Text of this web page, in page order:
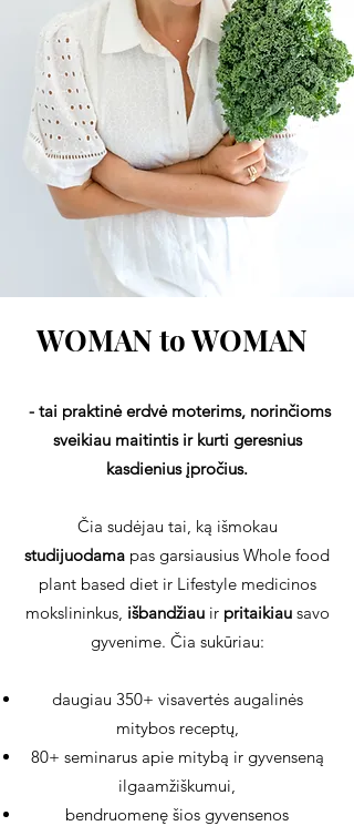
WOMAN to WOMAN
- tai praktinė erdvė moterims, norinčioms
sveikiau maitintis ir kurti geresnius
kasdienius įpročius.
Čia sudėjau tai, ką išmokau
studijuodama pas garsiausius Whole food
plant based diet ir Lifestyle medicinos
mokslininkus, išbandžiauir pritaikiausavo
gyvenime. Čia sukūriau:
daugiau 350+ visavertės augalinės
mitybos receptų,
80+ seminarus apie mitybą ir gyvenseną
ilgaamžiškumui,
bendruomenę šios gyvensenos